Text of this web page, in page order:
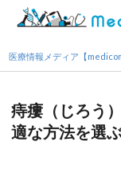
医療情報メディア【
痔瘻（じろう
適な方法を選